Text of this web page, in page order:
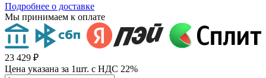
Подробнее о доставке
Мы принимаем к оплате
23 429 ₽
Цена указана за 1шт. с НДС 22%